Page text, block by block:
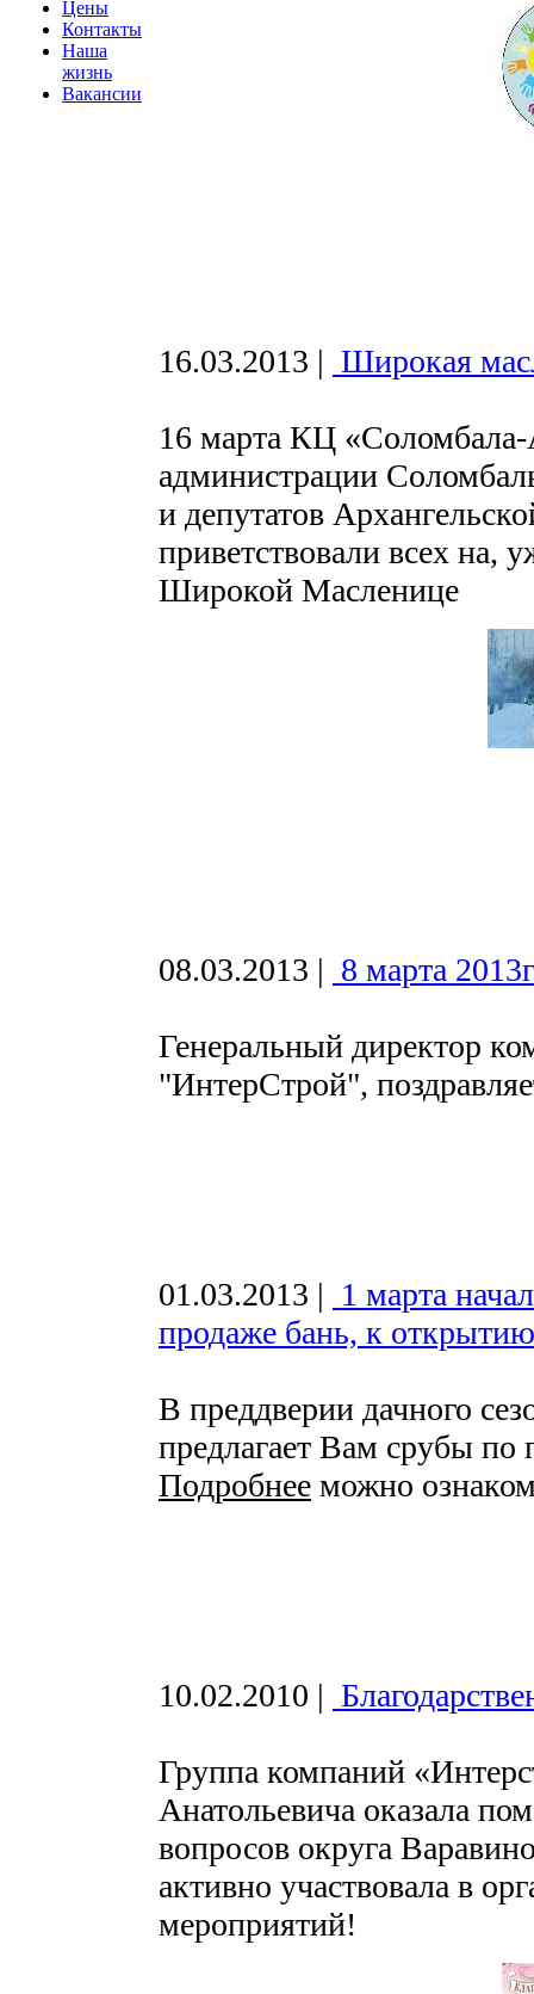
Цены
Контакты
Наша
жизнь
Вакансии
16.03.2013 | Широкая
16 марта КЦ
администрации
и депутатов
приветствовали всех на,
Широкой Масленице
08.03.2013 | 8 марта
Генеральный директор
"ИнтерСтрой",
01.03.2013 | 1 марта
продаже бань, к открытию
В преддверии дачного
предлагает Вам срубы по
Подробнее можно
10.02.2010 |
Группа компаний
Анатольевича оказала
вопросов округа
активно участвовала в
мероприятий!